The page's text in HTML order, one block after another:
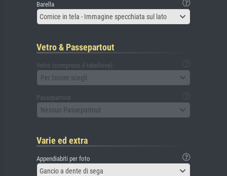
Barella
Cornice in tela - Immagine specchiata sul lato
Vetro & Passepartout
Vetro (compreso il tabellone)
Per favore scegli
Passepartout
Nessun Passepartout
Varie ed extra
Appendiabiti per foto
Gancio a dente di sega